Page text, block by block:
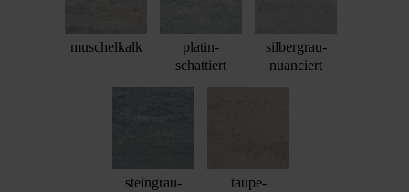
muschelkalk
platin-
schattiert
silbergrau-
nuanciert
steingrau-
taupe-